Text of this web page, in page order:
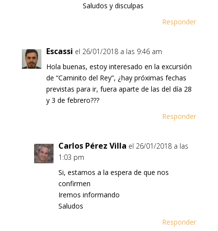
Saludos y disculpas
Responder
Escassi el 26/01/2018 a las 9:46 am
Hola buenas, estoy interesado en la excursión
de “Caminito del Rey”, ¿hay próximas fechas
previstas para ir, fuera aparte de las del día 28
y 3 de febrero???
Responder
Carlos Pérez Villa el 26/01/2018 a las
1:03 pm
Si, estamos a la espera de que nos
confirmen
Iremos informando
Saludos
Responder